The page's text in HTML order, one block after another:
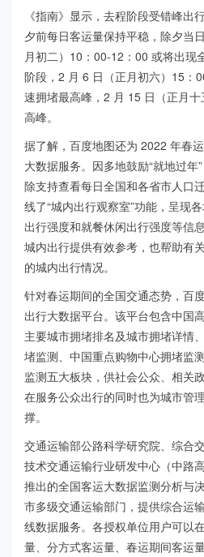
《指南》显示，去程阶段受错峰出
夕前每日客运量保持平稳，除夕当
月初二）10：00-12：00 或将出现
阶段，2 月 6 日（正月初六）15：
速拥堵最高峰，2 月 15 日（正月
高峰。
据了解，百度地图还为 2022 年春
大数据服务。因多地鼓励“就地过年
除支持查看每日全国和各省市人口
线了“城内出行观察室”功能，呈现
出行强度和就餐休闲出行强度等信
城内出行提供有效参考，也帮助有
的城内出行情况。
针对春运期间的全国交通态势，百
出行大数据平台。该平台包含中国
主要城市拥堵排名及城市拥堵详情
堵监测、中国重点购物中心拥堵监
监测五大板块，供社会公众、相关
在服务公众出行的同时也为城市管
撑。
交通运输部公路科学研究院、综合
技术交通运输行业研发中心（中路
推出的全国客运大数据监测分析与
市多级交通运输部门，提供综合运
线数据服务。各授权单位用户可以
量、分方式客运量、春运期间客运